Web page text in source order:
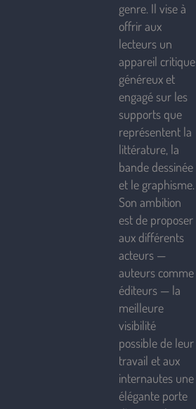
genre. Il vise à
offrir aux
lecteurs un
appareil critique
généreux et
engagé sur les
supports que
représentent la
littérature, la
bande dessinée
et le graphisme.
Son ambition
est de proposer
aux différents
acteurs —
auteurs comme
éditeurs — la
meilleure
visibilité
possible de leur
travail et aux
internautes une
élégante porte